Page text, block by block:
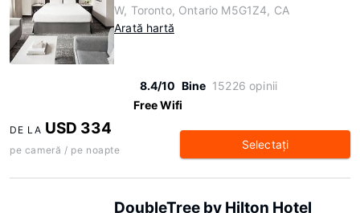
W, Toronto, Ontario M5G1Z4, CA
Arată hartă
8.4/10 Bine 15226 opinii
Free Wifi
DE LA USD 334
pe cameră / pe noapte Selectaţi
DoubleTree by Hilton Hotel